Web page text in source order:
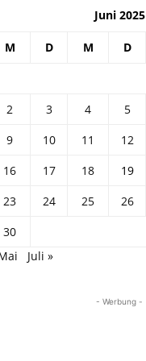
Juni 2025
M D M D
2
3 4 5
9
10 11 12
16
17 18 19
23
24 25 26
30
Juli »
- Werbung -